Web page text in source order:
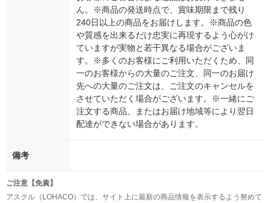
ん。※商品の発送時点で、賞味期限まで残り
240日以上の商品をお届けします。※商品の色
や質感を出来るだけ忠実に再現するよう心がけ
ていますが実物と若干異なる場合がございま
す。※多くのお客様にご利用いただくため、同
一のお客様からの大量のご注文、同一のお届け
先への大量のご注文は、ご注文のキャンセルを
させていただく場合がございます。※一緒にご
注文する商品、またはお届け地域等により翌日
配達ができない場合があります。
備考
ご注意【免責】
アスクル（LOHACO）では、サイト上に最新の商品情報を表示するよう努めて